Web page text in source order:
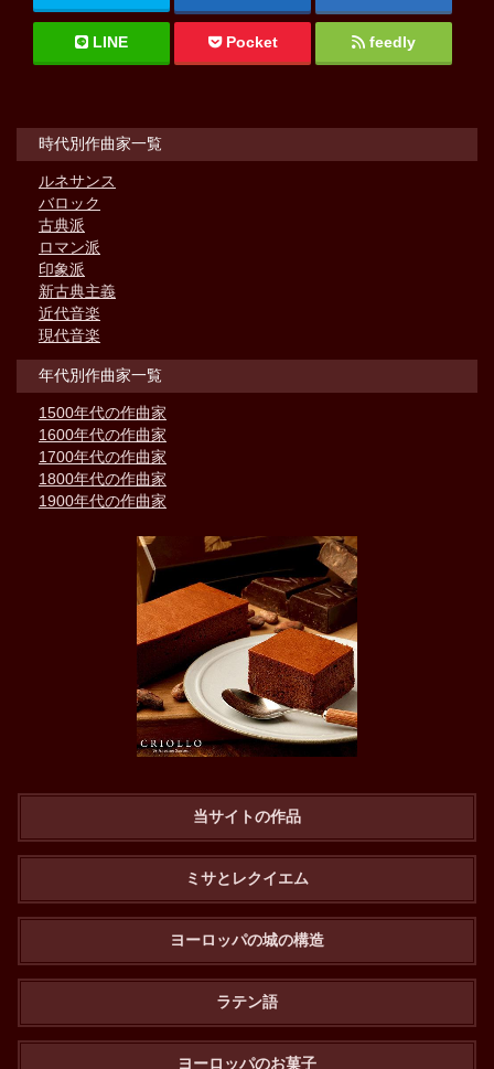
LINE Pocket feedly
時代別作曲家一覧
ルネサンス
バロック
古典派
ロマン派
印象派
新古典主義
近代音楽
現代音楽
年代別作曲家一覧
1500年代の作曲家
1600年代の作曲家
1700年代の作曲家
1800年代の作曲家
1900年代の作曲家
当サイトの作品
ミサとレクイエム
ヨーロッパの城の構造
ラテン語
ヨーロッパのお菓子